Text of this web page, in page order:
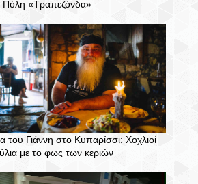
Πόλη «Τραπεζόνδα»
του Γιάννη στο Κυπαρίσσι: Χοχλιοί
με το φως των κεριών